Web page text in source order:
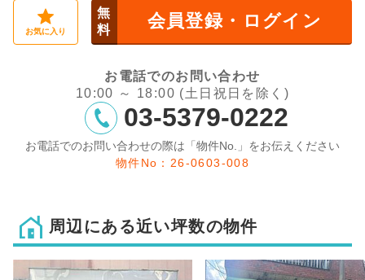
お気に入り
無
料
会員登録・ログイン
お電話でのお問い合わせ
10:00 ～ 18:00 (土日祝日を除く)
03-5379-0222
お電話でのお問い合わせの際は「物件No.」をお伝えください
物件No：26-0603-008
周辺にある近い坪数の物件